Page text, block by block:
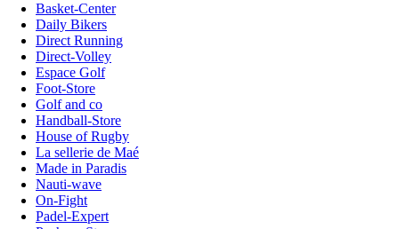
Basket-Center
Daily Bikers
Direct Running
Direct-Volley
Espace Golf
Foot-Store
Golf and co
Handball-Store
House of Rugby
La sellerie de Maé
Made in Paradis
Nauti-wave
On-Fight
Padel-Expert